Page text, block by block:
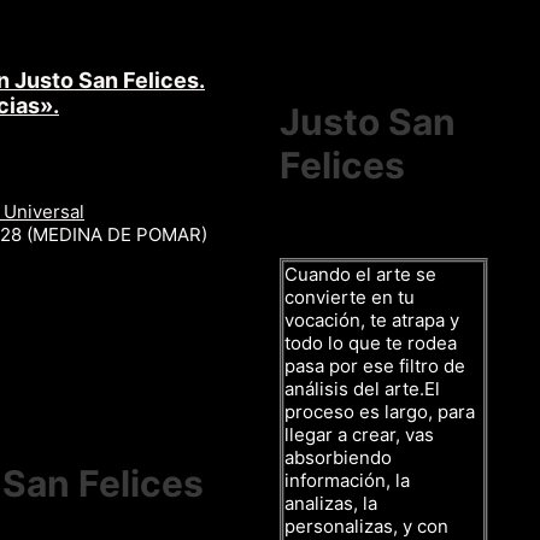
Justo San Felices.
(MEDINA DE POMAR)
Felices
Justo San
Felices
Cuando el arte se
convierte en tu
vocación, te atrapa y
todo lo que te rodea
pasa por ese filtro de
análisis del arte.El
proceso es largo, para
llegar a crear, vas
absorbiendo
información, la
analizas, la
personalizas, y con